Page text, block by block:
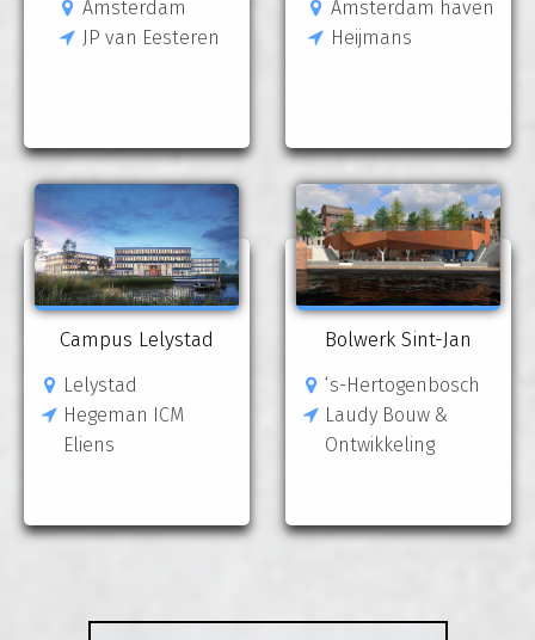
Amsterdam
JP van Eesteren
Amsterdam haven
Heijmans
Campus Lelystad
Lelystad
Hegeman ICM
Eliens
Bolwerk Sint-Jan
‘s-Hertogenbosch
Laudy Bouw &
Ontwikkeling